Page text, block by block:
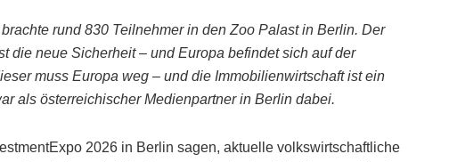
rund 830 Teilnehmer in den Zoo Palast in Berlin. Der
die neue Sicherheit – und Europa befindet sich auf der
muss Europa weg – und die Immobilienwirtschaft ist ein
als österreichischer Medienpartner in Berlin dabei.
2026 in Berlin sagen, aktuelle volkswirtschaftliche